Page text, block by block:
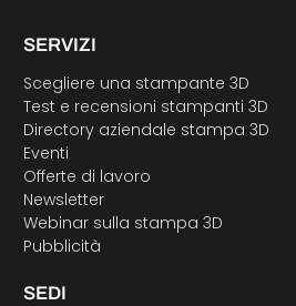
SERVIZI
Scegliere una stampante 3D
Test e recensioni stampanti 3D
Directory aziendale stampa 3D
Eventi
Offerte di lavoro
Newsletter
Webinar sulla stampa 3D
Pubblicità
SEDI